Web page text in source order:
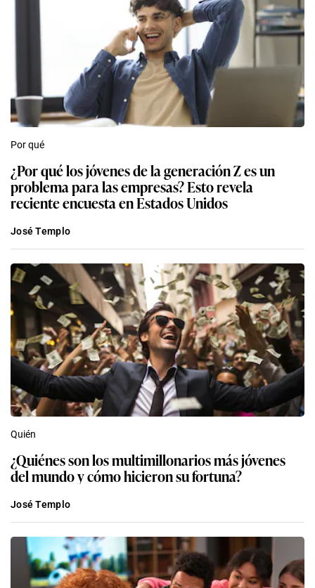
Por qué
¿Por qué los jóvenes de la generación Z es un
problema para las empresas? Esto revela
reciente encuesta en Estados Unidos
José Templo
Quién
¿Quiénes son los multimillonarios más jóvenes
del mundo y cómo hicieron su fortuna?
José Templo